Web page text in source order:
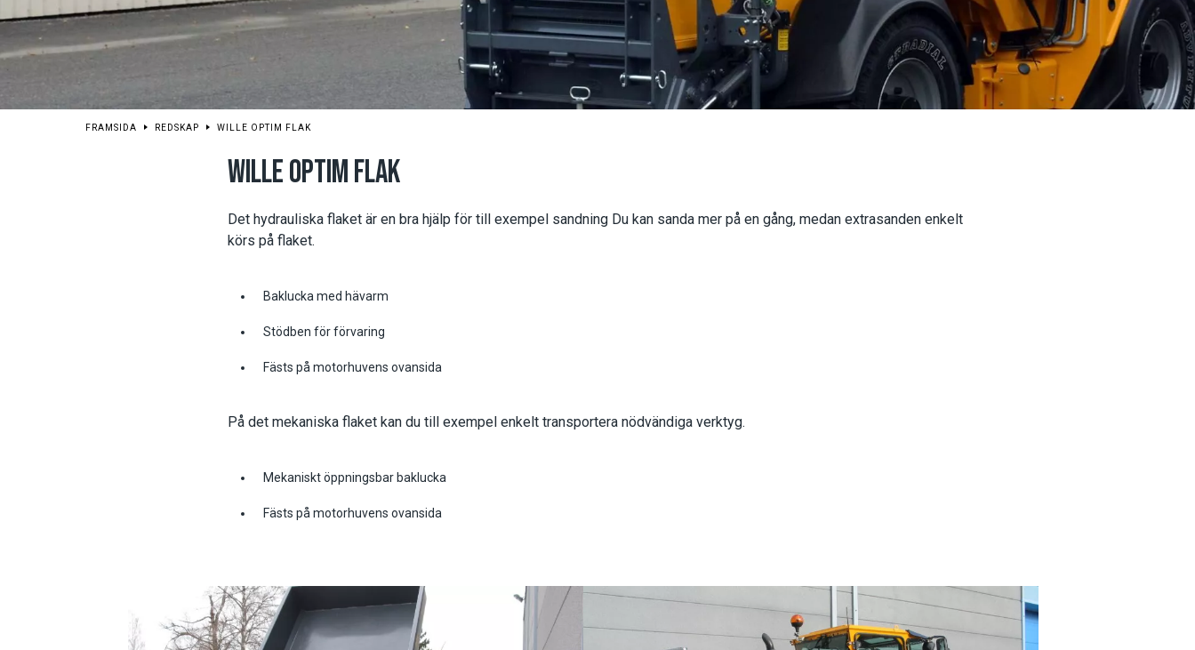
FRAMSIDA REDSKAP WILLE OPTIM FLAK
WILLE OPTIM FLAK
Det hydrauliska flaket är en bra hjälp för till exempel sandning Du kan sanda mer på en gång, medan extrasanden enkelt
körs på flaket.
Baklucka med hävarm
Stödben för förvaring
Fästs på motorhuvens ovansida
På det mekaniska flaket kan du till exempel enkelt transportera nödvändiga verktyg.
Mekaniskt öppningsbar baklucka
Fästs på motorhuvens ovansida